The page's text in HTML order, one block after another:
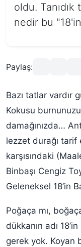
oldu. Tanıdık
nedir bu
Paylaş:
Bazı tatlar vardır
Kokusu
damağınızda…
lezzet durağı tarif
karşısındaki
Binbaşı Cengiz
Geleneksel 18’in
Poğaça mı,
dükkanın adı
gerek yok. Koyan